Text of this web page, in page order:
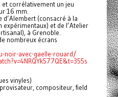
corrélativement un jeu
16 mm.
d’Alembert (consacré à la
expérimentaux) et de l’Atelier
à Grenoble.
nombreux écrans
noir-avec-gaelle-rouard/
vinyles)
compositeur, field